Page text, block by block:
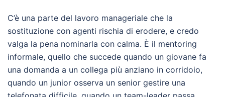
C’è una parte del lavoro manageriale che la
sostituzione con agenti rischia di erodere, e credo
valga la pena nominarla con calma. È il mentoring
informale, quello che succede quando un giovane fa
una domanda a un collega più anziano in corridoio,
quando un junior osserva un senior gestire una